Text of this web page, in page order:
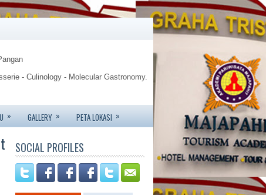
- Culinology - Molecular Gastronomy.
- Jemursari 244 - Surabaya
- 081233752227.
» GALLERY » PETA LOKASI »
SOCIAL PROFILES